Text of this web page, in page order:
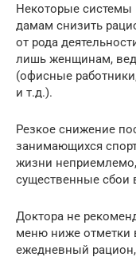
Некоторые
дамам снизить
от рода
лишь женщинам,
(офисные
и т.д.).
Резкое снижение
занимающихся
жизни
существенные сбои
Доктора не
меню ниже отметки
ежедневный